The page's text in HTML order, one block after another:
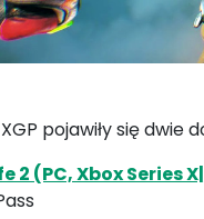
pojawiły się dwie
2 (PC, Xbox Series